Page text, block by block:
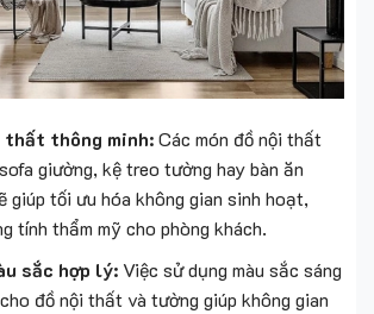
thất thông minh:Các món đồ nội thất
giường, kệ treo tường hay bàn ăn
giúp tối ưu hóa không gian sinh hoạt,
tính thẩm mỹ cho phòng khách.
sắc hợp lý:Việc sử dụng màu sắc sáng
đồ nội thất và tường giúp không gian